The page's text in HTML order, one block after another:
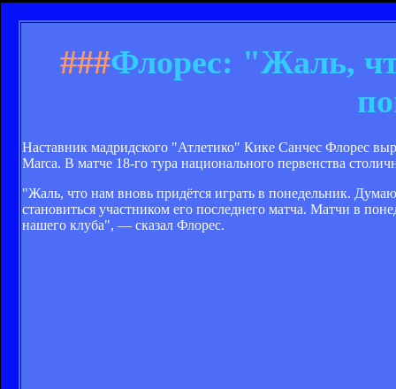
###Флорес: "Жаль,
Наставник мадридского "Атлетико" Кике Санчес Флорес
Marca. В матче 18-го тура национального первенства
"Жаль, что нам вновь придётся играть в понедельник.
становиться участником его последнего матча. Матчи в
нашего клуба", — сказал Флорес.